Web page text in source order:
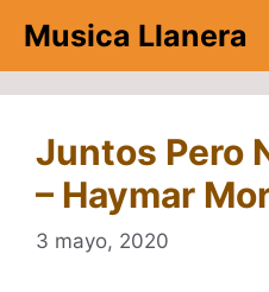
contenido
Musica Llanera
Juntos Pero
– Haymar
3 mayo, 2020